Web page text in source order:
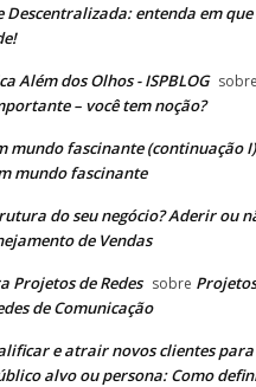
Descentralizada: entenda em
Além dos Olhos - ISPBLOG sobre
– você tem noção?
mundo fascinante (continuação I)
mundo fascinante
do seu negócio? Aderir ou
de Vendas
Projetos de Redes sobre
de Comunicação
e atrair novos clientes para
alvo ou persona: Como